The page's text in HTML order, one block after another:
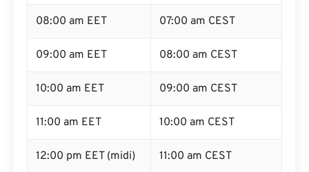
08:00 am EET 07:00 am CEST
09:00 am EET 08:00 am CEST
10:00 am EET 09:00 am CEST
11:00 am EET 10:00 am CEST
12:00 pm EET (midi) 11:00 am CEST